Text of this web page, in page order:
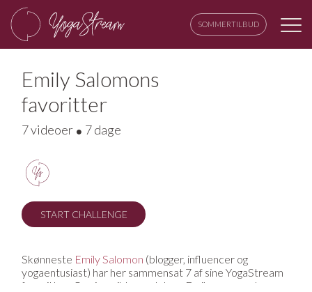
SOMMERTILBUD
Emily Salomons
favoritter
7 videoer 7 dage
START CHALLENGE
Skønneste Emily Salomon (blogger, influencer og
yogaentusiast) har her sammensat 7 af sine YogaStream
favoritter. Og vi er vilde med dem. Emily er en ægte